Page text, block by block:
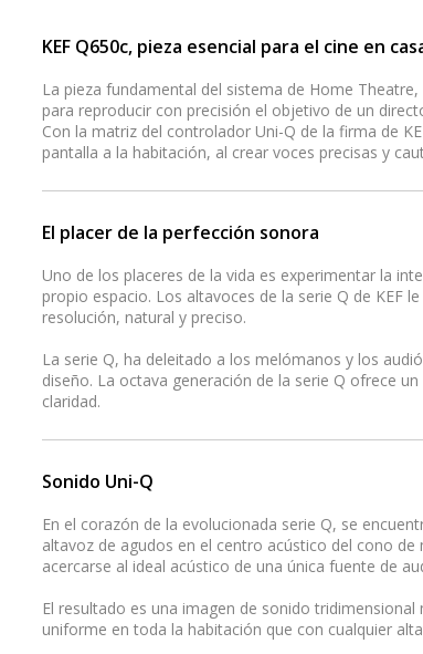
KEF Q650c, pieza esencial para el cine en
La pieza fundamental del sistema de Home
para reproducir con precisión el objetivo de un
Con la matriz del controlador Uni-Q de la firma de
pantalla a la habitación, al crear voces precisas y
El placer de la perfección sonora
Uno de los placeres de la vida es experimentar la
propio espacio. Los altavoces de la serie Q de KEF
resolución, natural y preciso.
La serie Q, ha deleitado a los melómanos y los
diseño. La octava generación de la serie Q ofrece
claridad.
Sonido Uni-Q
En el corazón de la evolucionada serie Q, se
altavoz de agudos en el centro acústico del cono
acercarse al ideal acústico de una única fuente de
El resultado es una imagen de sonido
uniforme en toda la habitación que con cualquier